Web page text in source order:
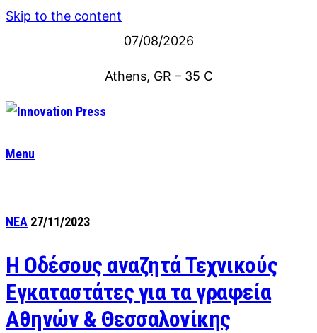
Skip to the content
07/08/2026
Athens, GR – 35 C
Menu
ΝΕΑ 27/11/2023
Η Οδέσους αναζητά Τεχνικούς
Εγκαταστάτες για τα γραφεία
Αθηνών & Θεσσαλονίκης